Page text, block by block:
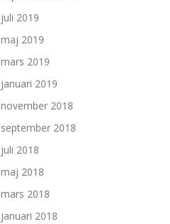
juli 2019
maj 2019
mars 2019
januari 2019
november 2018
september 2018
juli 2018
maj 2018
mars 2018
januari 2018